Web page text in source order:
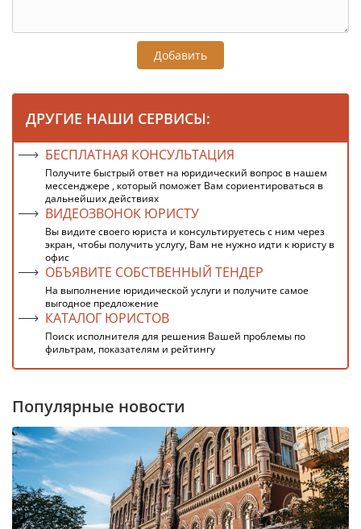
Добавить
ДРУГИЕ НАШИ СЕРВИСЫ:
БЕСПЛАТНАЯ КОНСУЛЬТАЦИЯ
Получите быстрый ответ на юридический вопрос в нашем
мессенджере , который поможет Вам сориентироваться в
дальнейших действиях
ВИДЕОЗВОНОК ЮРИСТУ
Вы видите своего юриста и консультируетесь с ним через
экран, чтобы получить услугу, Вам не нужно идти к юристу в
офис
ОБЪЯВИТЕ СОБСТВЕННЫЙ ТЕНДЕР
На выполнение юридической услуги и получите самое
выгодное предложение
КАТАЛОГ ЮРИСТОВ
Поиск исполнителя для решения Вашей проблемы по
фильтрам, показателям и рейтингу
Популярные новости